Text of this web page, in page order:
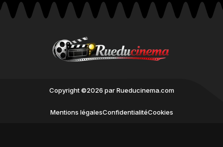
Copyright ©2026 par Rueducinema.com
Mentions légalesConfidentialitéCookies